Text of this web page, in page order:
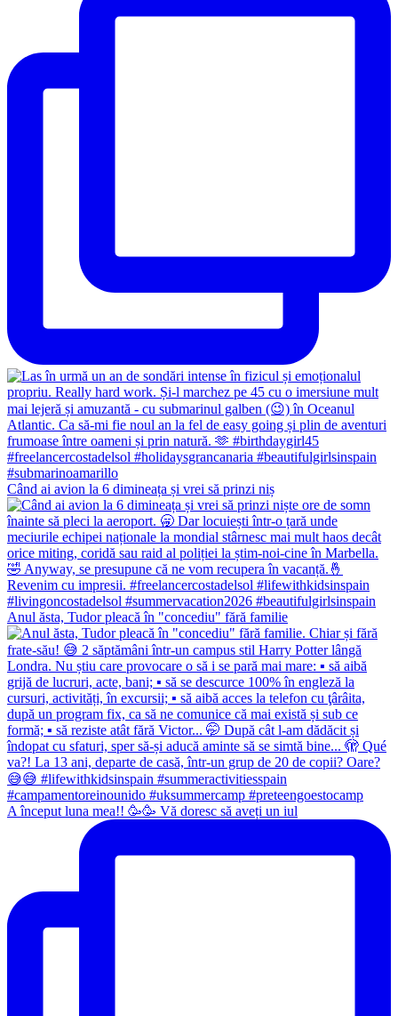
Când ai avion la 6 dimineața și vrei să prinzi niș
Anul ăsta, Tudor pleacă în "concediu" fără familie
A început luna mea!! 🥳🥳 Vă doresc să aveți un iul